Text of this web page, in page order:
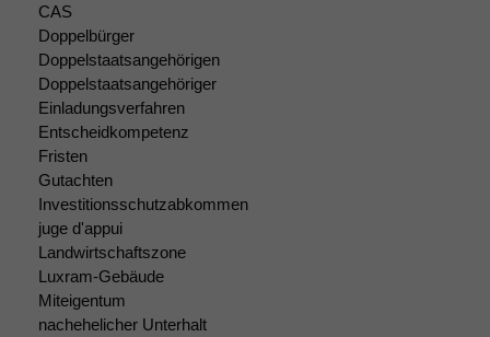
CAS
Doppelbürger
Doppelstaatsangehörigen
Doppelstaatsangehöriger
Einladungsverfahren
Entscheidkompetenz
Fristen
Gutachten
Investitionsschutzabkommen
juge d'appui
Landwirtschaftszone
Luxram-Gebäude
Miteigentum
nachehelicher Unterhalt